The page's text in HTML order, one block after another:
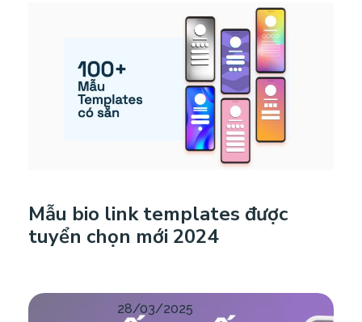
Mẫu bio link templates được
tuyển chọn mới 2024
28/03/2025